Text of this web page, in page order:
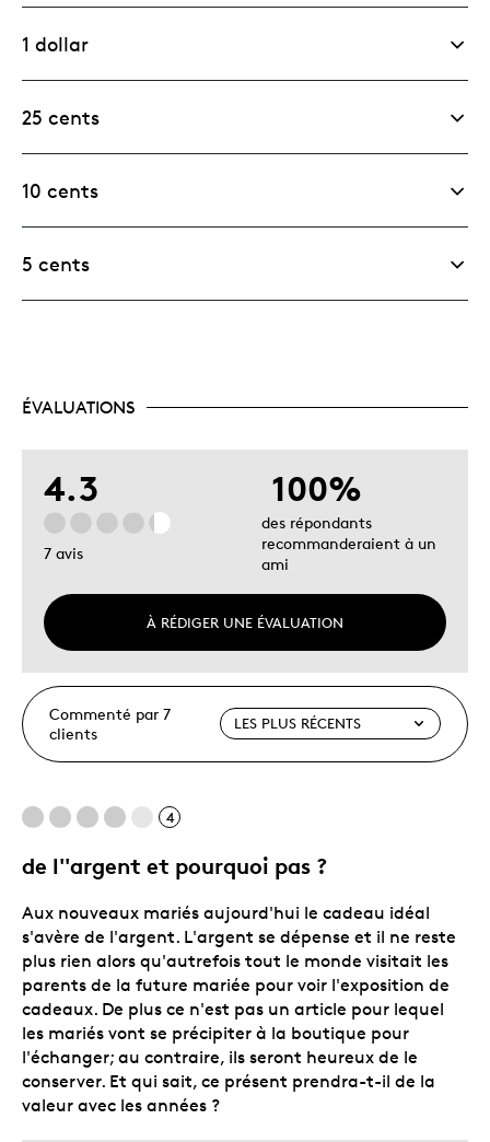
1 dollar
25 cents
10 cents
5 cents
ÉVALUATIONS
4.3
7 avis
À RÉDIGER UNE ÉVALUATION
100%
des répondants
recommanderaient à un
ami
Commenté par 7
clients
4
de l''argent et pourquoi pas ?
Aux nouveaux mariés aujourd'hui le cadeau idéal
s'avère de l'argent. L'argent se dépense et il ne reste
plus rien alors qu'autrefois tout le monde visitait les
parents de la future mariée pour voir l'exposition de
cadeaux. De plus ce n'est pas un article pour lequel
les mariés vont se précipiter à la boutique pour
l'échanger; au contraire, ils seront heureux de le
conserver. Et qui sait, ce présent prendra-t-il de la
valeur avec les années ?